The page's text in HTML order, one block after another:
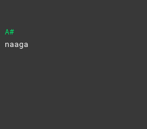
A#
naaga